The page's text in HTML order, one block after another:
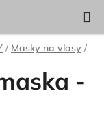
KOŠÍK
/ Masky na vlasy /
-